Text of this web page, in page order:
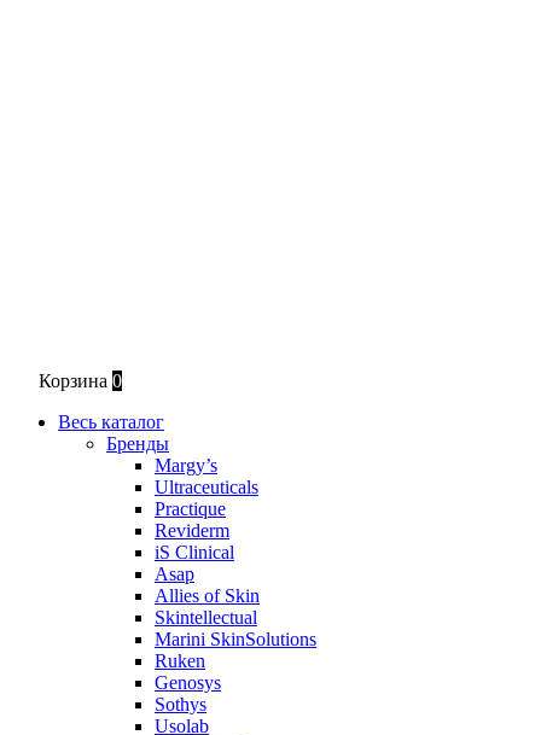
Корзина 0
Весь каталог
Бренды
Margy’s
Ultraceuticals
Practique
Reviderm
iS Clinical
Asap
Allies of Skin
Skintellectual
Marini SkinSolutions
Ruken
Genosys
Sothys
Usolab